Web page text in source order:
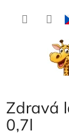
Zdravá
0,7l